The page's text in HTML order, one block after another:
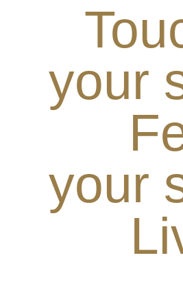
your
your